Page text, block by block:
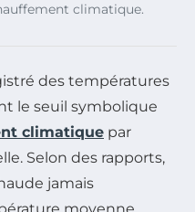
climatique.
des températures
le seuil symbolique
climatique par
Selon des rapports,
jamais